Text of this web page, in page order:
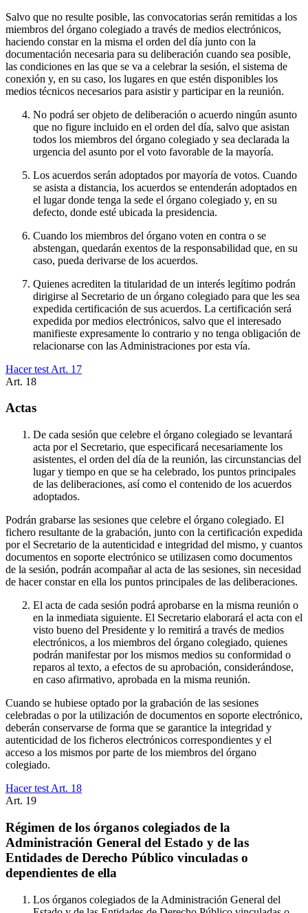
Salvo que no resulte posible, las convocatorias serán remitidas a los
miembros del órgano colegiado a través de medios electrónicos,
haciendo constar en la misma el orden del día junto con la
documentación necesaria para su deliberación cuando sea posible,
las condiciones en las que se va a celebrar la sesión, el sistema de
conexión y, en su caso, los lugares en que estén disponibles los
medios técnicos necesarios para asistir y participar en la reunión.
No podrá ser objeto de deliberación o acuerdo ningún asunto
que no figure incluido en el orden del día, salvo que asistan
todos los miembros del órgano colegiado y sea declarada la
urgencia del asunto por el voto favorable de la mayoría.
Los acuerdos serán adoptados por mayoría de votos. Cuando
se asista a distancia, los acuerdos se entenderán adoptados en
el lugar donde tenga la sede el órgano colegiado y, en su
defecto, donde esté ubicada la presidencia.
Cuando los miembros del órgano voten en contra o se
abstengan, quedarán exentos de la responsabilidad que, en su
caso, pueda derivarse de los acuerdos.
Quienes acrediten la titularidad de un interés legítimo podrán
dirigirse al Secretario de un órgano colegiado para que les sea
expedida certificación de sus acuerdos. La certificación será
expedida por medios electrónicos, salvo que el interesado
manifieste expresamente lo contrario y no tenga obligación de
relacionarse con las Administraciones por esta vía.
Hacer test Art. 17
Art. 18
Actas
De cada sesión que celebre el órgano colegiado se levantará
acta por el Secretario, que especificará necesariamente los
asistentes, el orden del día de la reunión, las circunstancias del
lugar y tiempo en que se ha celebrado, los puntos principales
de las deliberaciones, así como el contenido de los acuerdos
adoptados.
Podrán grabarse las sesiones que celebre el órgano colegiado. El
fichero resultante de la grabación, junto con la certificación expedida
por el Secretario de la autenticidad e integridad del mismo, y cuantos
documentos en soporte electrónico se utilizasen como documentos
de la sesión, podrán acompañar al acta de las sesiones, sin necesidad
de hacer constar en ella los puntos principales de las deliberaciones.
El acta de cada sesión podrá aprobarse en la misma reunión o
en la inmediata siguiente. El Secretario elaborará el acta con el
visto bueno del Presidente y lo remitirá a través de medios
electrónicos, a los miembros del órgano colegiado, quienes
podrán manifestar por los mismos medios su conformidad o
reparos al texto, a efectos de su aprobación, considerándose,
en caso afirmativo, aprobada en la misma reunión.
Cuando se hubiese optado por la grabación de las sesiones
celebradas o por la utilización de documentos en soporte electrónico,
deberán conservarse de forma que se garantice la integridad y
autenticidad de los ficheros electrónicos correspondientes y el
acceso a los mismos por parte de los miembros del órgano
colegiado.
Hacer test Art. 18
Art. 19
Régimen de los órganos colegiados de la
Administración General del Estado y de las
Entidades de Derecho Público vinculadas o
dependientes de ella
Los órganos colegiados de la Administración General del